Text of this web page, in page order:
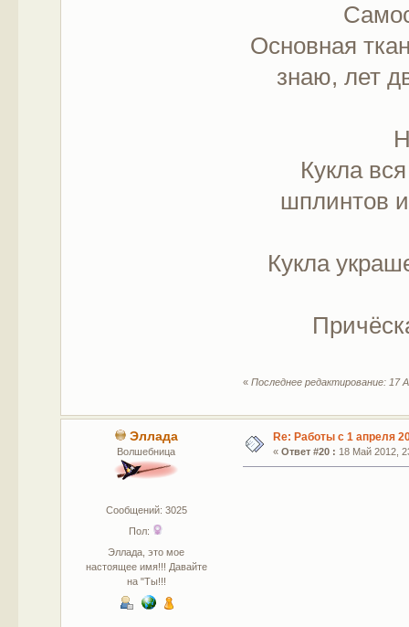
Основная
знаю, лет
Кукла
шплинтов
Кукла
«Последнее редактирование: 17
Эллада
Волшебница
Сообщений: 3025
Пол:
Эллада, это мое
настоящее имя!!! Давайте
на "Ты!!!
Re: Работы с 1 апреля
« Ответ #20 : 18 Май 2012,